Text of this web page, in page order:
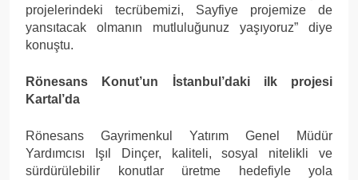
projelerindeki tecrübemizi, Sayfiye projemize de
yansıtacak olmanın mutluluğunuz yaşıyoruz” diye
konuştu.
Rönesans Konut’un İstanbul’daki ilk projesi
Kartal’da
Rönesans Gayrimenkul Yatırım Genel Müdür
Yardımcısı Işıl Dinçer, kaliteli, sosyal nitelikli ve
sürdürülebilir konutlar üretme hedefiyle yola